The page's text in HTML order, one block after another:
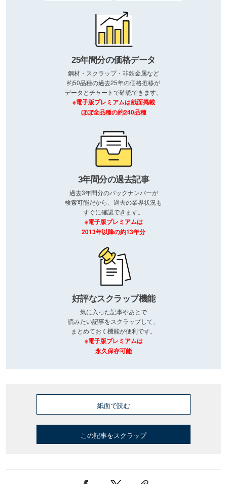
25年間分の価格データ
鋼材・スクラップ・非鉄金属など
約50品種の過去25年の価格推移が
データとチャートで確認できます。
※電子版プレミアムは紙面掲載
ほぼ全品種の約240品種
3年間分の過去記事
過去3年間分のバックナンバーが
検索可能だから、過去の業界状況も
すぐに確認できます。
※電子版プレミアムは
2013年以降の約13年分
好評なスクラップ機能
気に入った記事やあとで
読みたい記事をスクラップして、
まとめておく機能が便利です。
※電子版プレミアムは
永久保存可能
紙面で読む
この記事をスクラップ